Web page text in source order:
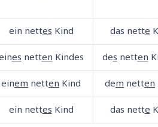
das nette
ein nettesKind
desnetten
esnettenKindes
demnetten
einemnettenKind
das nette
ein nettesKind